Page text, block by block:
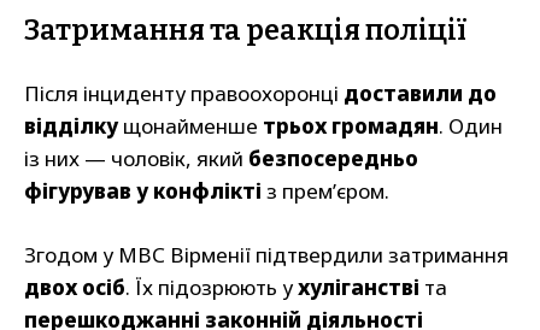
Затримання та реакція поліції
Після інциденту правоохоронці доставили до
відділкущонайменше трьох громадян. Один
із них — чоловік, який безпосередньо
фігурував у конфлікті з прем’єром.
Згодом у МВС Вірменії підтвердили затримання
двох осіб. Їх підозрюють ухуліганстві та
перешкоджанні законній діяльності